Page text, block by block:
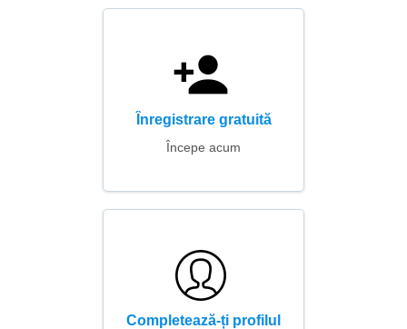
Înregistrare gratuită
Începe acum
Completează-ți profilul